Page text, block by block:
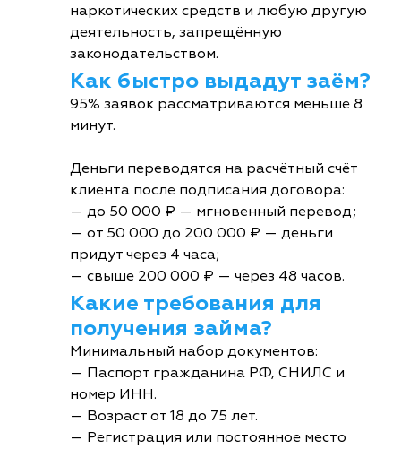
наркотических средств и любую другую
деятельность, запрещённую
законодательством.
Как быстро выдадут заём?
95% заявок рассматриваются меньше 8
минут.
Деньги переводятся на расчётный счёт
клиента после подписания договора:
— до 50 000 ₽ — мгновенный перевод;
— от 50 000 до 200 000 ₽ — деньги
придут через 4 часа;
— свыше 200 000 ₽ — через 48 часов.
Какие требования для
получения займа?
Минимальный набор документов:
— Паспорт гражданина РФ, СНИЛС и
номер ИНН.
— Возраст от 18 до 75 лет.
— Регистрация или постоянное место